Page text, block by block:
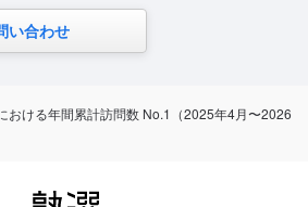
い合わせ
ける年間累計訪問数 No.1（2025年4月〜2026